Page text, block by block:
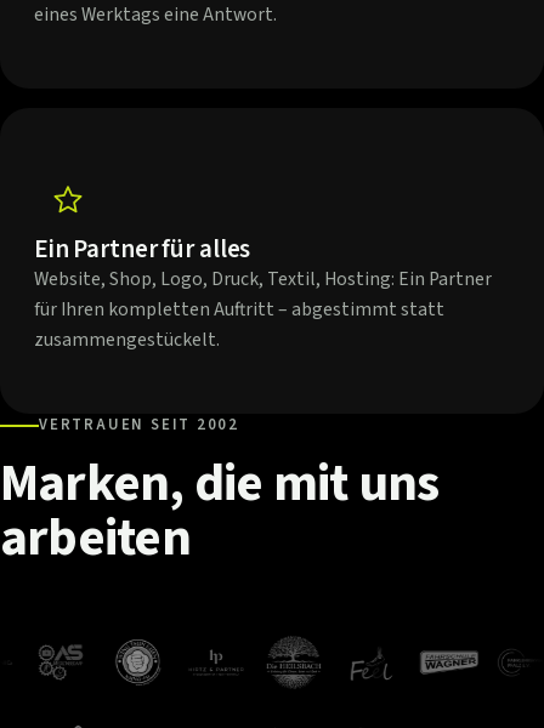
eines Werktags eine Antwort.
Ein Partner für alles
Website, Shop, Logo, Druck, Textil, Hosting: Ein Partner
für Ihren kompletten Auftritt – abgestimmt statt
zusammengestückelt.
VERTRAUEN SEIT 2002
Marken,die mituns
arbeiten